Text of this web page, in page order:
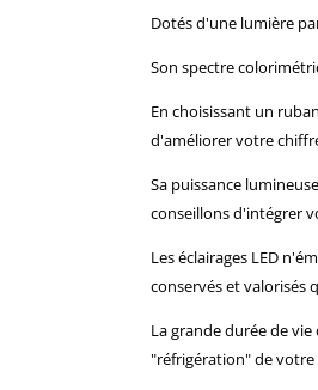
Dotés d'une lumière
Son spectre
En choisissant un
d'améliorer votre
Sa puissance
conseillons d'intégrer
Les éclairages LED
conservés et valorisés
La grande durée de
"réfrigération" de